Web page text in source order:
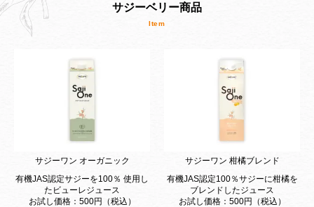
サジーベリー商品
サジーワン オーガニック
有機JAS認定サジーを100％ 使用し
たビューレジュース
お試し価格：500円（税込）
サジーワン 柑橘ブレンド
有機JAS認定100％サジーに柑橘を
ブレンドしたジュース
お試し価格：500円（税込）